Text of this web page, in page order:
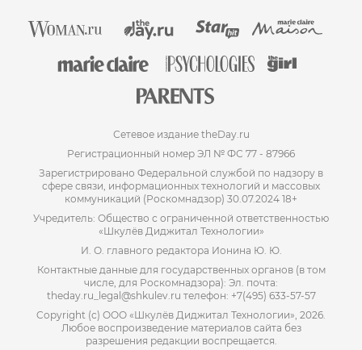
Сетевое издание theDay.ru
Регистрационный номер ЭЛ № ФС 77 - 87966
Зарегистрировано Федеральной службой по надзору в
сфере связи, информационных технологий и массовых
коммуникаций (Роскомнадзор) 30.07.2024 18+
Учредитель: Общество с ограниченной ответственностью
«Шкулёв Диджитал Технологии»
И. О. главного редактора Ионина Ю. Ю.
Контактные данные для государственных органов (в том
числе, для Роскомнадзора): Эл. почта:
theday.ru_legal@shkulev.ru телефон: +7(495) 633-57-57
Copyright (с) ООО «Шкулёв Диджитал Технологии», 2026.
Любое воспроизведение материалов сайта без
разрешения редакции воспрещается.